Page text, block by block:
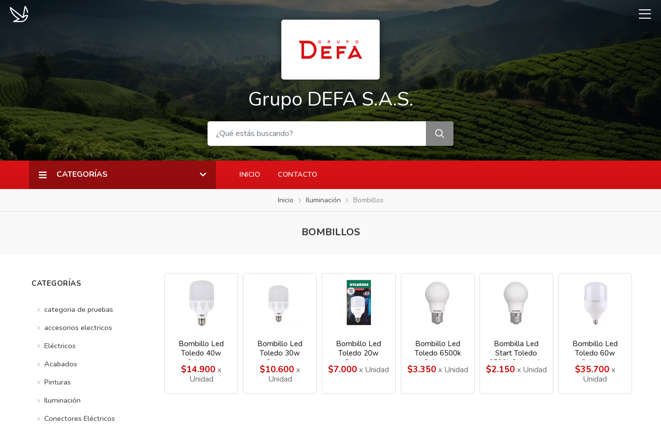
Grupo DEFA S.A.S.
CATEGORÍAS INICIO CONTACTO
Inicio Iluminación Bombillos
BOMBILLOS
CATEGORÍAS
categoria de pruebas
accesorios electricos
Eléctricos
Acabados
Pinturas
Iluminación
Conectores Eléctricos
Bombillo Led
Toledo 40w
Sylvania
$14.900x
Unidad
Bombillo Led
Toledo 30w
Sylvania
$10.600x
Unidad
Bombillo Led
Toledo 20w
Sylvania
$7.000x Unidad
Bombillo Led
Toledo 6500k
Sylvania
$3.350x Unidad
Bombilla Led
Start Toledo
6500k Sylavania
$2.150x Unidad
Bombillo Led
Toledo 60w
Sylvania
$35.700x
Unidad